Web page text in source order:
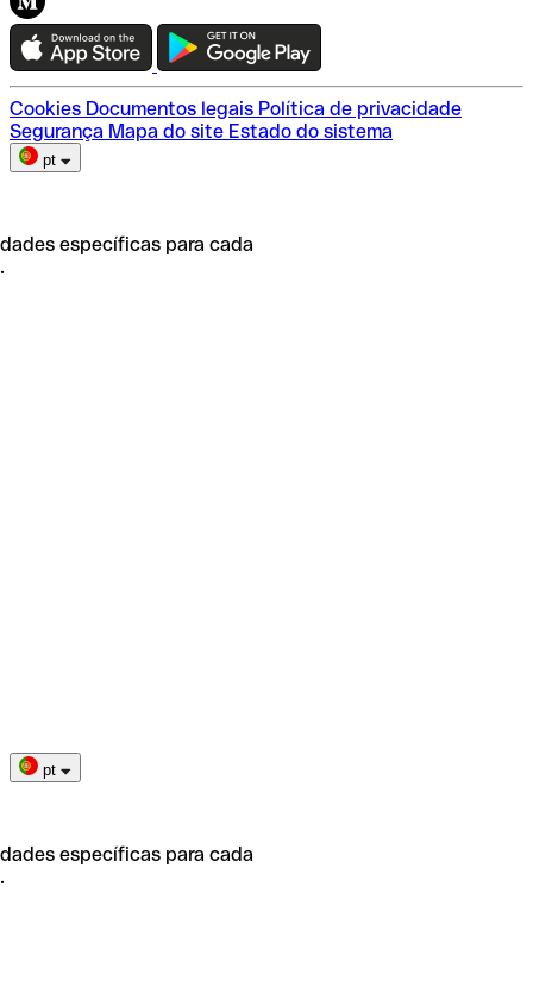
Teste a Qonto
Escolha do plano
Cookies Documentos legais Política de privacidade
Segurança Mapa do site Estado do sistema
pt
específicas para cada
pt
específicas para cada